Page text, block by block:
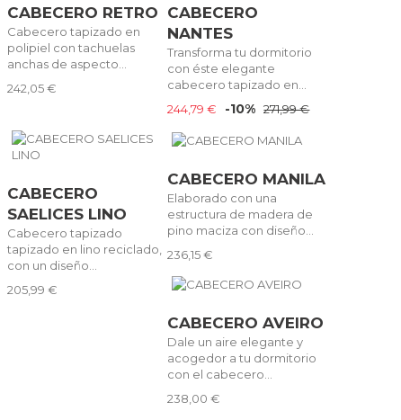
CABECERO RETRO
Cabecero tapizado en
polipiel con tachuelas
anchas de aspecto...
242,05 €
CABECERO
NANTES
Transforma tu dormitorio
con éste elegante
cabecero tapizado en...
244,79 €
-10% 271,99 €
CABECERO
SAELICES LINO
Cabecero tapizado
tapizado en lino reciclado,
con un diseño...
205,99 €
CABECERO MANILA
Elaborado con una
estructura de madera de
pino maciza con diseño...
236,15 €
CABECERO AVEIRO
Dale un aire elegante y
acogedor a tu dormitorio
con el cabecero...
238,00 €